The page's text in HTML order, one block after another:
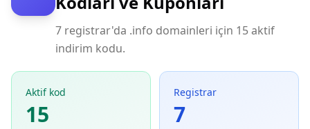
7 registrar'da .info domainleri için 15 aktif
indirim kodu.
Aktif kod
15
Registrar
7